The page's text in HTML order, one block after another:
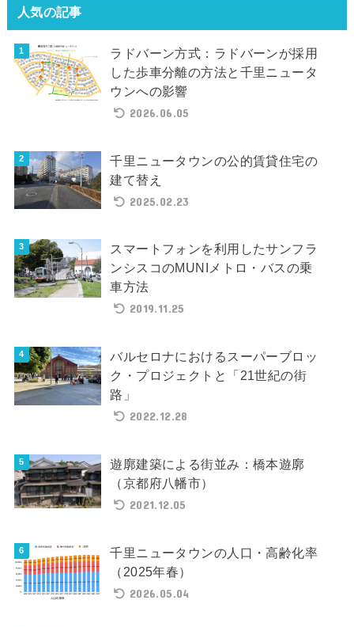
人気の記事
ラドバーン方式：ラドバーンが採用
した歩車分離の方法と千里ニュータ
ウンへの影響
2026.06.05
千里ニュータウンの公的賃貸住宅の
建て替え
2025.02.23
スマートフォンを利用したサンフラ
ンシスコのMUNIメトロ・バスの乗
車方法
2019.11.25
バルセロナにおけるスーパーブロッ
ク・プロジェクトと「21世紀の街
路」
2022.12.28
遊廓建築による街並み：橋本遊廓
（京都府八幡市）
2021.12.05
千里ニュータウンの人口・高齢化率
（2025年春）
2026.05.04